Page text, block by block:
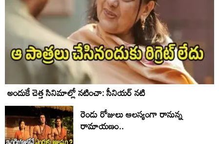
అందుకే చెత్త సినిమాల్లో నటించా: సీనియర్ నటి
రెండు రోజులు ఆలస్యంగా రానున్న
రామాయణం..